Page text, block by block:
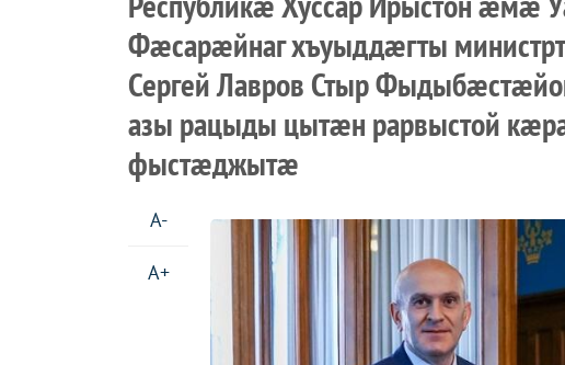
Фæсарæйнаг хъуыддæгты
Сергей Лавров Стыр
азы рацыды цытæн рарвыстой
фыстæджытæ
A-
A+